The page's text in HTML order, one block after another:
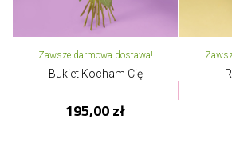
Zawsze darmowa dostawa!
Bukiet Kocham Cię
195,00 zł